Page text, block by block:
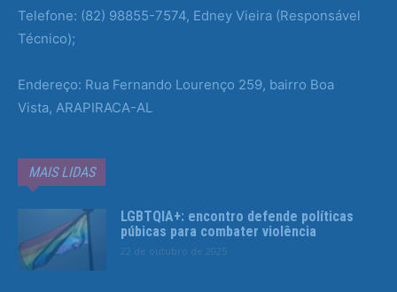
Telefone: (82) 98855-7574, Edney Vieira (Responsável
Técnico);
Endereço: Rua Fernando Lourenço 259, bairro Boa
Vista, ARAPIRACA-AL
MAIS LIDAS
LGBTQIA+: encontro defende políticas
púbicas para combater violência
22 de outubro de 2025